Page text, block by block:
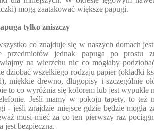
mogą zaatakować większe papugi.
tylko zniszczy
co znajduje się w naszych domach
przedmiotów jednak papuga po prostu
na wierzchu nic co mogłaby
dziobać wszelkiego rodzaju papier (okładki
miękkie drewno, długopisy i szczególnie
to co wyróżnia się kolorem lub jest wypukłe
Jeśli mamy w pokoju tapety, to też
- jeśli znajdzie miejsce gdzie będzie mogła
musi mieć za co ten pierwszy raz
jest bezpieczna.